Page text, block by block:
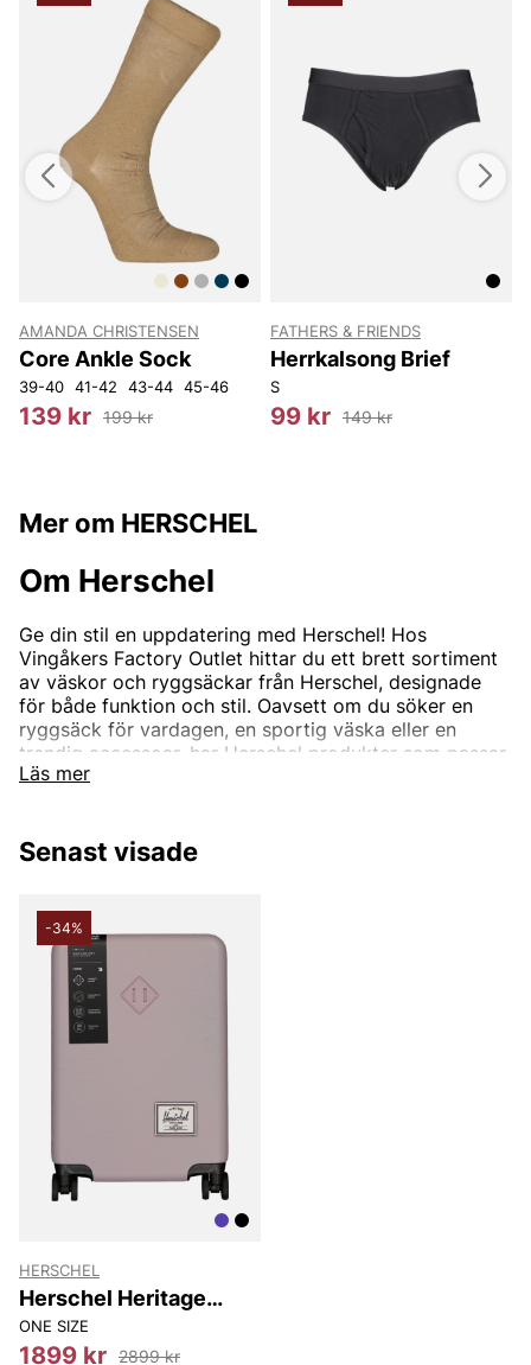
AMANDA CHRISTENSEN
Core Ankle Sock
39-40 41-42 43-44 45-46
139 kr 199 kr
FATHERS & FRIENDS
Herrkalsong Brief
S
99 kr 149 kr
Mer om HERSCHEL
Läs mer
Om Herschel
Ge din stil en uppdatering med Herschel! Hos
Vingåkers Factory Outlet hittar du ett brett sortiment
av väskor och ryggsäckar från Herschel, designade
för både funktion och stil. Oavsett om du söker en
ryggsäck för vardagen, en sportig väska eller en
trendig accessoar, har Herschel produkter som passar
alla behov. Shoppa nu och hitta din nya favorit – alltid
Senast visade
-34%
HERSCHEL
Herschel Heritage
Hardshell Carry On
Luggage
ONE SIZE
1899 kr 2899 kr